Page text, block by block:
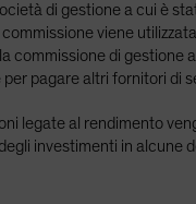
di gestione a cui è
viene
commissione di gestione
pagare altri fornitori di
legate al rendimento
investimenti in alcune